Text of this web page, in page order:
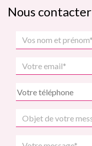
Nous contacter